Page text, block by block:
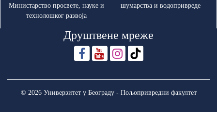
Министарство просвете, науке и
технолошког развоја
шумарства и водопривреде
Друштвене мреже
© 2026 Универзитет у Београду - Пољопривредни факултет